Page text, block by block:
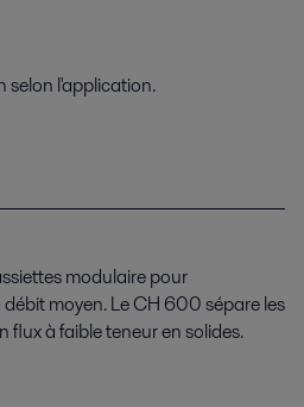
l'application.
modulaire pour
moyen. Le CH 600 sépare les
flux à faible teneur en solides.